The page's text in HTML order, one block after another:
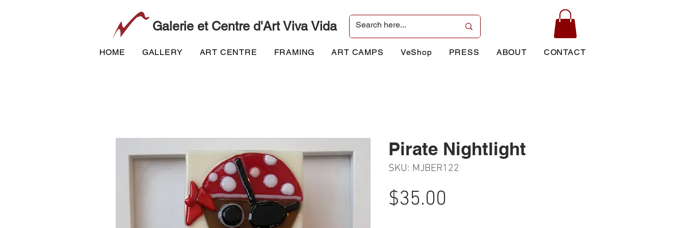
Galerie et Centre d'Art Viva Vida
HOME GALLERY ART CENTRE FRAMING ART CAMPS VeShop PRESS ABOUT CONTACT
Pirate Nightlight
SKU: MJBER122
$35.00